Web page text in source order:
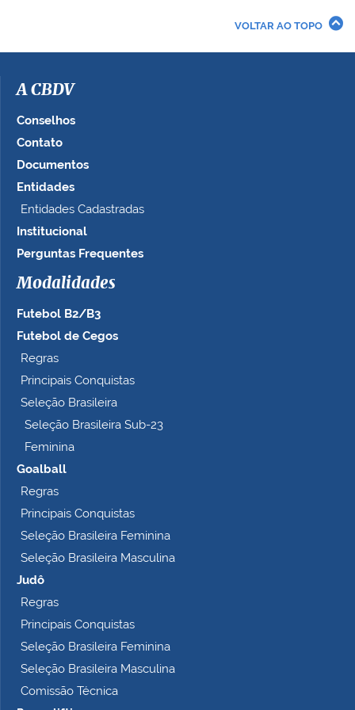
i
a
e
o
t
a
n
o
o
m
e
t
VOLTAR AO TOPO
A CBDV
Conselhos
Contato
Documentos
Entidades
Entidades Cadastradas
Institucional
Perguntas Frequentes
Modalidades
Futebol B2/B3
Futebol de Cegos
Regras
Principais Conquistas
Seleção Brasileira
Seleção Brasileira Sub-23
Feminina
Goalball
Regras
Principais Conquistas
Seleção Brasileira Feminina
Seleção Brasileira Masculina
Judô
Regras
Principais Conquistas
Seleção Brasileira Feminina
Seleção Brasileira Masculina
Comissão Técnica